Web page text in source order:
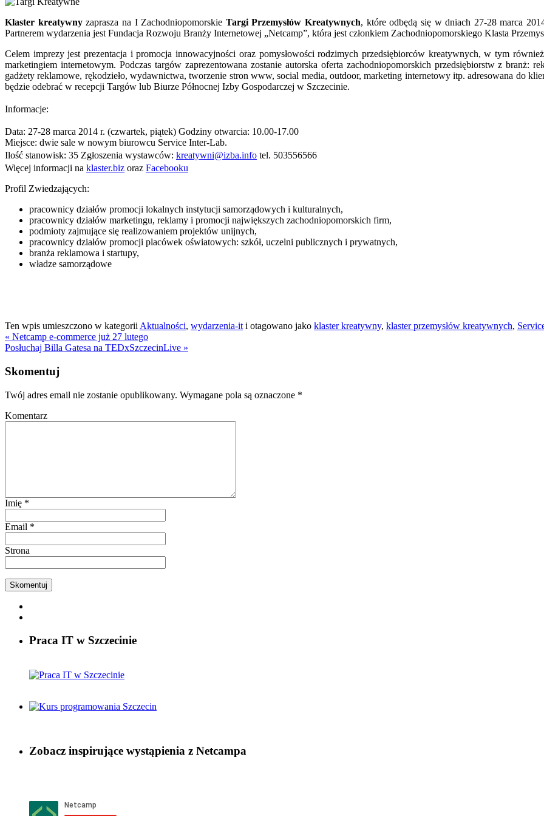
Klaster kreatywnyzaprasza na I Zachodniopomorskie Targi Przemysłów Kreatywnych, które odbędą się w dniach 27-28 marca
Partnerem wydarzenia jest Fundacja Rozwoju Branży Internetowej „Netcamp”, która jest członkiem Zachodniopomorskiego Klasta
Celem imprezy jest prezentacja i promocja innowacyjności oraz pomysłowości rodzimych przedsiębiorców kreatywnych, w tym
marketingiem internetowym. Podczas targów zaprezentowana zostanie autorska oferta zachodniopomorskich przedsiębiorstw z branż:
gadżety reklamowe, rękodzieło, wydawnictwa, tworzenie stron www, social media, outdoor, marketing internetowy itp. adresowana do
będzie odebrać w recepcji Targów lub Biurze Północnej Izby Gospodarczej w Szczecinie.
Informacje:
Data: 27-28 marca 2014 r. (czwartek, piątek) Godziny otwarcia: 10.00-17.00
Miejsce: dwie sale w nowym biurowcu Service Inter-Lab.
Ilość stanowisk: 35 Zgłoszenia wystawców: kreatywni@izba.info tel. 503556566
Więcej informacji na klaster.biz oraz Facebooku
Profil Zwiedzających:
pracownicy działów promocji lokalnych instytucji samorządowych i kulturalnych,
pracownicy działów marketingu, reklamy i promocji największych zachodniopomorskich firm,
podmioty zajmujące się realizowaniem projektów unijnych,
pracownicy działów promocji placówek oświatowych: szkół, uczelni publicznych i prywatnych,
branża reklamowa i startupy,
władze samorządowe
Ten wpis umieszczono w kategorii Aktualności, wydarzenia-it i otagowano jako klaster kreatywny, klaster przemysłów kreatywnych,
« Netcamp e-commerce już 27 lutego
Posłuchaj Billa Gatesa na TEDxSzczecinLive »
Skomentuj
Twój adres email nie zostanie opublikowany. Wymagane pola są oznaczone *
Komentarz
Imię *
Email *
Strona
Praca IT w Szczecinie
Zobacz inspirujące wystąpienia z Netcampa